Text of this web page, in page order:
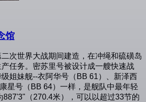
馆
次世界大战期间建造，在冲绳和硫磺岛
任务。密苏里号被设计成一艘快速战
姐妹舰--衣阿华号（BB 61）、新泽西
星号（BB 64）一样，是舰队中最年轻
887'3"（270.4米），可以以超过33节的